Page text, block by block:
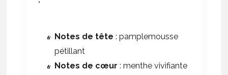
Notes de tête : pamplemousse
pétillant
Notes de cœur : menthe vivifiante